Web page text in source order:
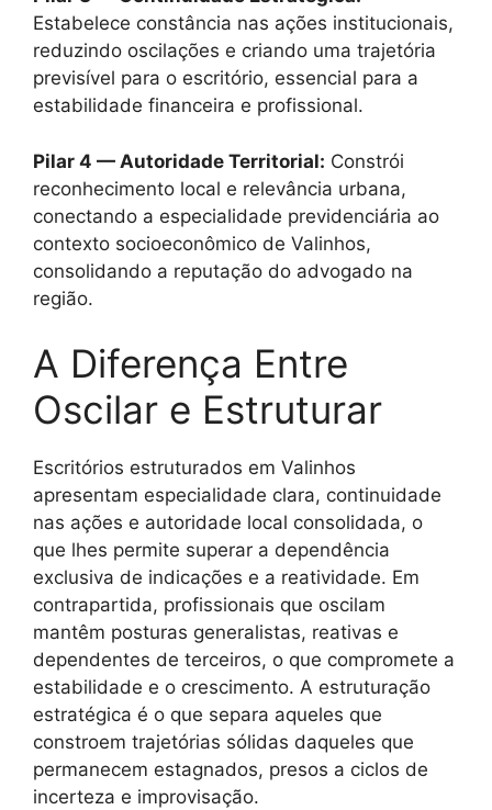
Estabelece constância nas ações institucionais,
reduzindo oscilações e criando uma trajetória
previsível para o escritório, essencial para a
estabilidade financeira e profissional.
Pilar 4 — Autoridade Territorial: Constrói
reconhecimento local e relevância urbana,
conectando a especialidade previdenciária ao
contexto socioeconômico de Valinhos,
consolidando a reputação do advogado na
região.
A Diferença Entre
Oscilar e Estruturar
Escritórios estruturados em Valinhos
apresentam especialidade clara, continuidade
nas ações e autoridade local consolidada, o
que lhes permite superar a dependência
exclusiva de indicações e a reatividade. Em
contrapartida, profissionais que oscilam
mantêm posturas generalistas, reativas e
dependentes de terceiros, o que compromete a
estabilidade e o crescimento. A estruturação
estratégica é o que separa aqueles que
constroem trajetórias sólidas daqueles que
permanecem estagnados, presos a ciclos de
incerteza e improvisação.